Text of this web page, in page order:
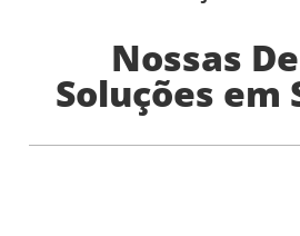
Nossas
Soluções em